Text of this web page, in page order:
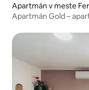
Apartmán v meste
Apartmán Gold –